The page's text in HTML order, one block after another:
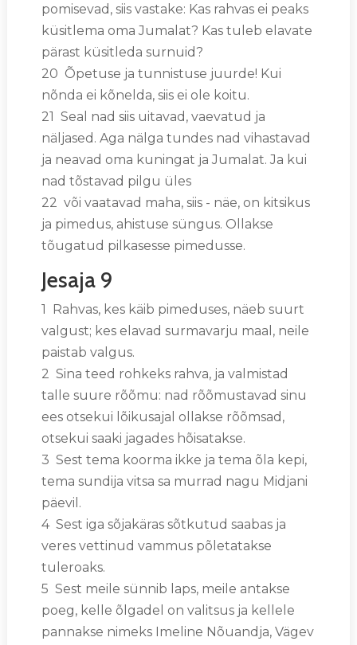
pomisevad, siis vastake: Kas rahvas ei peaks
küsitlema oma Jumalat? Kas tuleb elavate
pärast küsitleda surnuid?
20 Õpetuse ja tunnistuse juurde! Kui
nõnda ei kõnelda, siis ei ole koitu.
21 Seal nad siis uitavad, vaevatud ja
näljased. Aga nälga tundes nad vihastavad
ja neavad oma kuningat ja Jumalat. Ja kui
nad tõstavad pilgu üles
22 või vaatavad maha, siis - näe, on kitsikus
ja pimedus, ahistuse süngus. Ollakse
tõugatud pilkasesse pimedusse.
Jesaja 9
1 Rahvas, kes käib pimeduses, näeb suurt
valgust; kes elavad surmavarju maal, neile
paistab valgus.
2 Sina teed rohkeks rahva, ja valmistad
talle suure rõõmu: nad rõõmustavad sinu
ees otsekui lõikusajal ollakse rõõmsad,
otsekui saaki jagades hõisatakse.
3 Sest tema koorma ikke ja tema õla kepi,
tema sundija vitsa sa murrad nagu Midjani
päevil.
4 Sest iga sõjakäras sõtkutud saabas ja
veres vettinud vammus põletatakse
tuleroaks.
5 Sest meile sünnib laps, meile antakse
poeg, kelle õlgadel on valitsus ja kellele
pannakse nimeks Imeline Nõuandja, Vägev